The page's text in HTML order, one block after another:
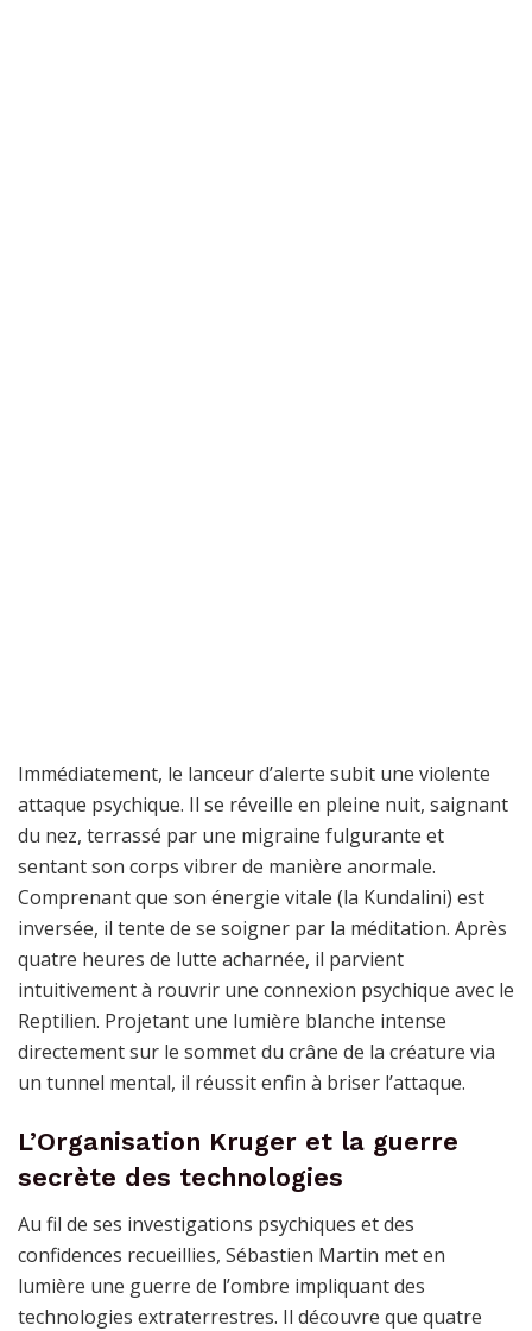
Immédiatement, le lanceur d’alerte subit une violente
attaque psychique. Il se réveille en pleine nuit, saignant
du nez, terrassé par une migraine fulgurante et
sentant son corps vibrer de manière anormale.
Comprenant que son énergie vitale (la Kundalini) est
inversée, il tente de se soigner par la méditation. Après
quatre heures de lutte acharnée, il parvient
intuitivement à rouvrir une connexion psychique avec le
Reptilien. Projetant une lumière blanche intense
directement sur le sommet du crâne de la créature via
un tunnel mental, il réussit enfin à briser l’attaque.
L’Organisation Kruger et la guerre
secrète des technologies
Au fil de ses investigations psychiques et des
confidences recueillies, Sébastien Martin met en
lumière une guerre de l’ombre impliquant des
technologies extraterrestres. Il découvre que quatre